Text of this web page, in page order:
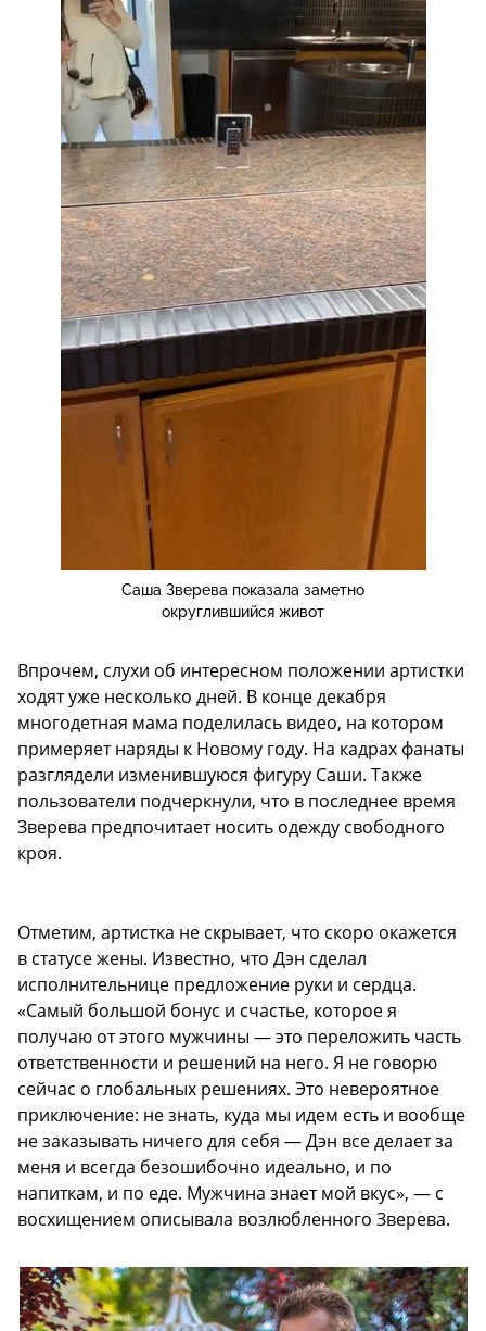
Саша Зверева показала заметно
округлившийся живот
Впрочем, слухи об интересном положении артистки
ходят уже несколько дней. В конце декабря
многодетная мама поделилась видео, на котором
примеряет наряды к Новому году. На кадрах фанаты
разглядели изменившуюся фигуру Саши. Также
пользователи подчеркнули, что в последнее время
Зверева предпочитает носить одежду свободного
кроя.
Отметим, артистка не скрывает, что скоро окажется
в статусе жены. Известно, что Дэн сделал
исполнительнице предложение руки и сердца.
«Самый большой бонус и счастье, которое я
получаю от этого мужчины — это переложить часть
ответственности и решений на него. Я не говорю
сейчас о глобальных решениях. Это невероятное
приключение: не знать, куда мы идем есть и вообще
не заказывать ничего для себя — Дэн все делает за
меня и всегда безошибочно идеально, и по
напиткам, и по еде. Мужчина знает мой вкус», — с
восхищением описывала возлюбленного Зверева.